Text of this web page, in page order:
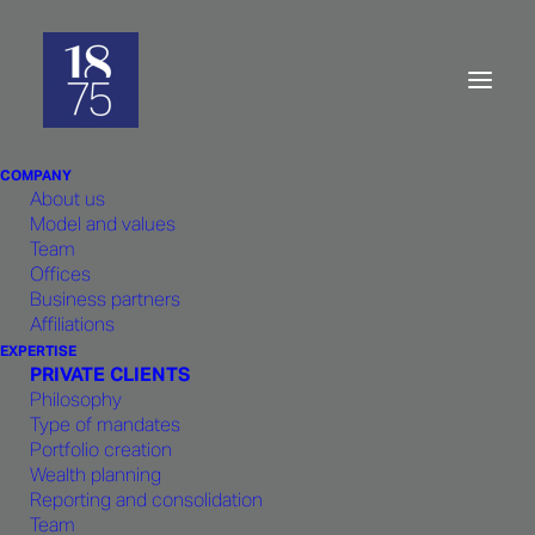
COMPANY
About us
Model and values
Team
Offices
Business partners
Affiliations
EXPERTISE
PRIVATE CLIENTS
Philosophy
Type of mandates
Portfolio creation
Wealth planning
Reporting and consolidation
Team
1875 FINANCE obtient
l’agrément FINMA pour
l’ensemble de ses métiers
A la suite d’un processus rigoureux et exigeant,
1875 FINANCE a obtenu l’agrément FINMA pour
l’ensemble de ses métiers. Cette autorisation va
jouer un rôle essentiel dans la stratégie de 1875
FINANCE notamment dans son développement